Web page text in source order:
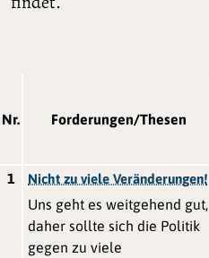
Nr. Forderungen/Thesen
1 Nicht zu viele Veränderungen!
Uns geht es weitgehend gut,
daher sollte sich die Politik
gegen zu viele